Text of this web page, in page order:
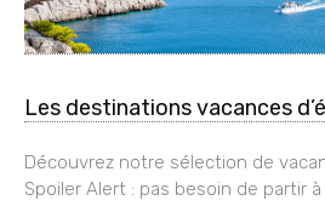
Les destinations vacances
Découvrez notre sélection de
Spoiler Alert : pas besoin de partir